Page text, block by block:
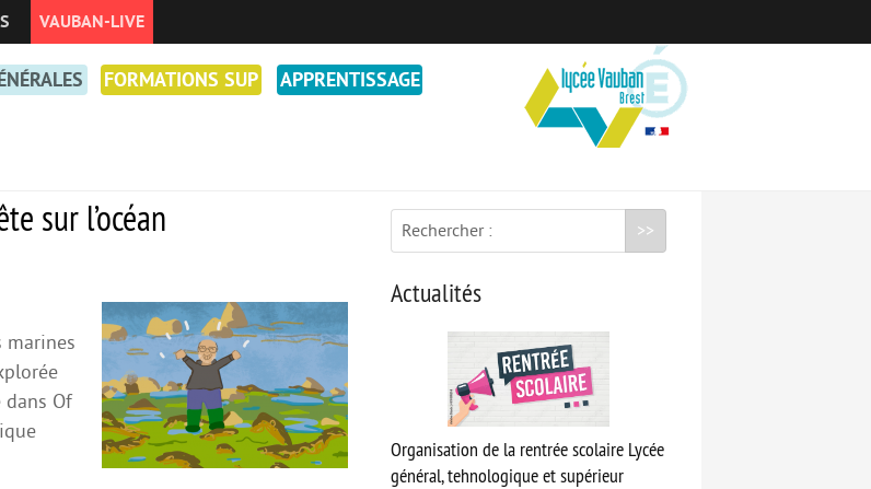
VAUBAN-LIVE
FORMATIONS SUP APPRENTISSAGE VEILLE PÉDAGOGIQUE
sur l’océan
marines
dans Of
Rechercher :
Actualités
Organisation de la rentrée scolaire Lycée
général, tehnologique et supérieur